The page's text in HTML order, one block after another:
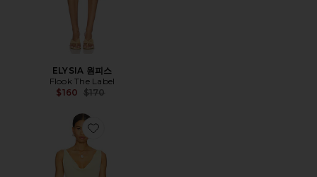
ELYSIA 원피스
Flook The Label
$160 Previous price:
$170
Favorite RAHMA 원피스